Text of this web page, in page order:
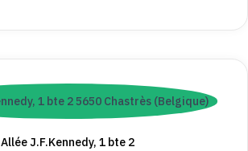
Allée J.F.Kennedy, 1 bte 2